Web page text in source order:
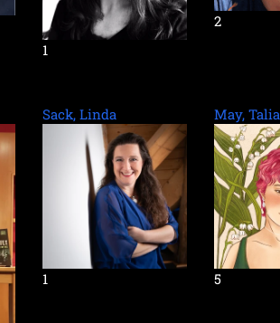
1
2
Sack, Linda
1
May, Talia
5